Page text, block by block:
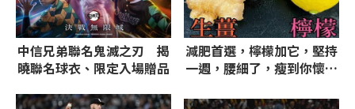
中信兄弟聯名鬼滅之刃 揭
曉聯名球衣、限定入場贈品
減肥首選，檸檬加它，堅持
一週，腰細了，瘦到你懷疑